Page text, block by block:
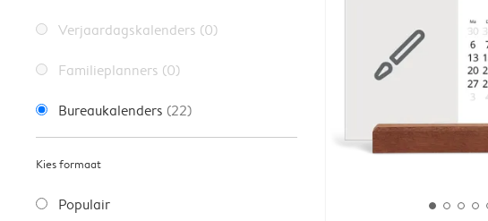
Verjaardagskalenders (0)
Familieplanners (0)
Bureaukalenders (22)
Kies formaat
Populair